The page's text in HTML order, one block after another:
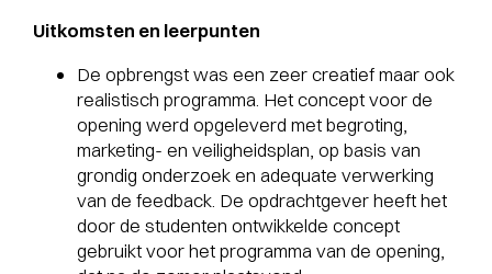
Uitkomsten en leerpunten
De opbrengst was een zeer creatief maar ook
realistisch programma. Het concept voor de
opening werd opgeleverd met begroting,
marketing- en veiligheidsplan, op basis van
grondig onderzoek en adequate verwerking
van de feedback. De opdrachtgever heeft het
door de studenten ontwikkelde concept
gebruikt voor het programma van de opening,